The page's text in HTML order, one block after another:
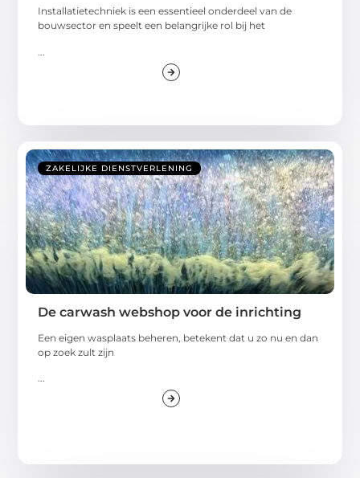
Installatietechniek is een essentieel onderdeel van de
bouwsector en speelt een belangrijke rol bij het
ZAKELIJKE DIENSTVERLENING
De carwash webshop voor de inrichting
Een eigen wasplaats beheren, betekent dat u zo nu en dan
op zoek zult zijn